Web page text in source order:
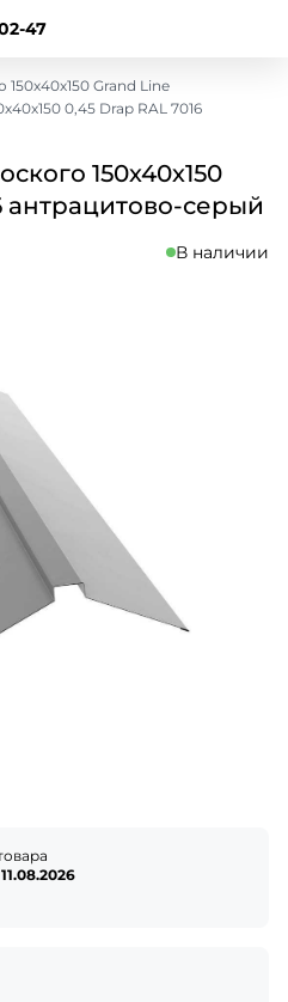
47
Grand Line
0,45 Drap RAL 7016
150х40х150
антрацитово-серый
В наличии
11.08.2026